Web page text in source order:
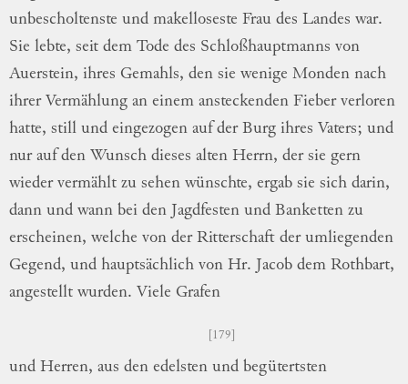
unbescholtenste und makelloseste Frau des Landes war.
Sie lebte, seit dem Tode des Schloßhauptmanns von
Auerstein, ihres Gemahls, den sie wenige Monden nach
ihrer Vermählung an einem ansteckenden Fieber verloren
hatte, still und eingezogen auf der Burg ihres Vaters; und
nur auf den Wunsch dieses alten Herrn, der sie gern
wieder vermählt zu sehen wünschte, ergab sie sich darin,
dann und wann bei den Jagdfesten und Banketten zu
erscheinen, welche von der Ritterschaft der umliegenden
Gegend, und hauptsächlich von Hr. Jacob dem Rothbart,
angestellt wurden. Viele Grafen
179
und Herren, aus den edelsten und begütertsten